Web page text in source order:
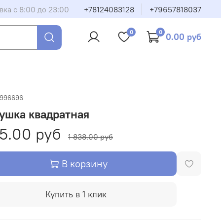
с 8:00 до 23:00 +78124083128 +79657818037
0 0 0.00 руб
квадратная
руб 1 838.00 руб
В корзину
Купить в 1 клик